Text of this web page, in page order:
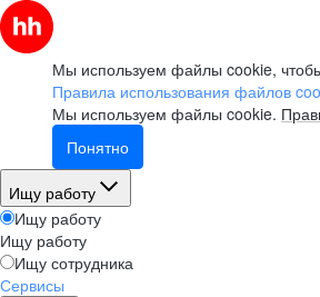
Мы используем файлы cookie,
Правила использования файлов
Мы используем файлы cookie.
Понятно
Ищу работу
Ищу работу
Ищу работу
Ищу сотрудника
Сервисы